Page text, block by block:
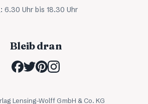
6.30 Uhr bis 18.30 Uhr
Bleib dran
Lensing-Wolff GmbH & Co. KG